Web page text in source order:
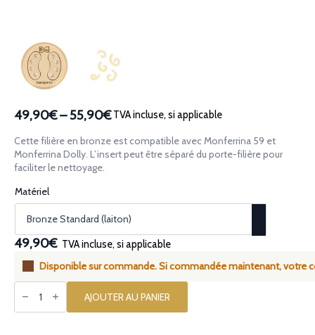
49,90€–55,90€
Plage
de
prix :
49,90€
55,90€
TVA incluse, si applicable
Cette filière en bronze est compatible avec Monferrina 59 et
Monferrina Dolly. L’insert peut être séparé du porte-filière pour
faciliter le nettoyage.
Matériel
49,90€ TVA incluse, si applicable
Disponible sur commande. Si commandée maintenant, votre
quantité
de
en
AJOUTER AU PANIER